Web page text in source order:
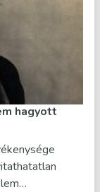
hagyott